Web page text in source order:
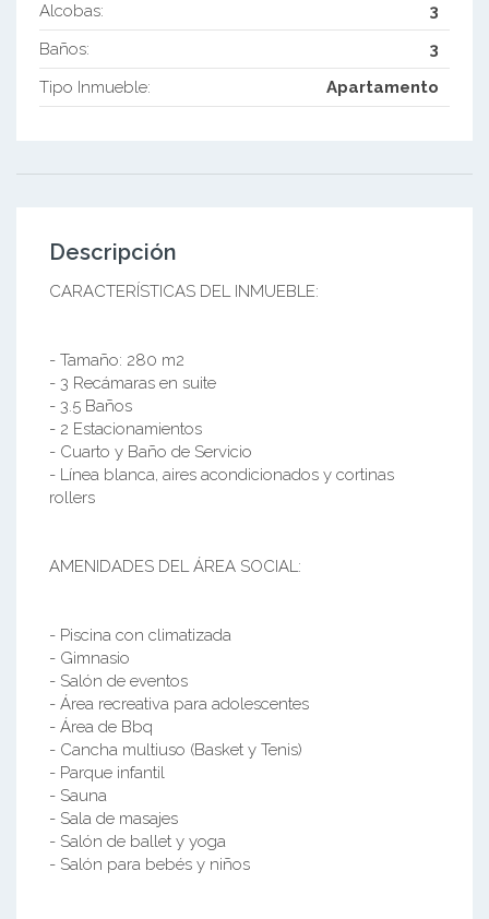
Alcobas:
3
Baños:
3
Tipo Inmueble:
Apartamento
Descripción
CARACTERÍSTICAS DEL INMUEBLE:
- Tamaño: 280 m2
- 3 Recámaras en suite
- 3.5 Baños
- 2 Estacionamientos
- Cuarto y Baño de Servicio
- Línea blanca, aires acondicionados y cortinas
rollers
AMENIDADES DEL ÁREA SOCIAL:
- Piscina con climatizada
- Gimnasio
- Salón de eventos
- Área recreativa para adolescentes
- Área de Bbq
- Cancha multiuso (Basket y Tenis)
- Parque infantil
- Sauna
- Sala de masajes
- Salón de ballet y yoga
- Salón para bebés y niños